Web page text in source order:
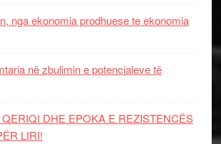
nga ekonomia prodhuese te ekonomia
në zbulimin e potencialeve të
DHE EPOKA E REZISTENCЁS
LIRI!